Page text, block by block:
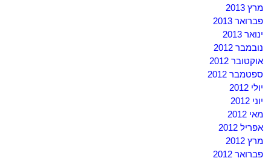
מרץ 2013
פברואר 2013
ינואר 2013
נובמבר 2012
אוקטובר 2012
ספטמבר 2012
יולי 2012
יוני 2012
מאי 2012
אפריל 2012
מרץ 2012
פברואר 2012